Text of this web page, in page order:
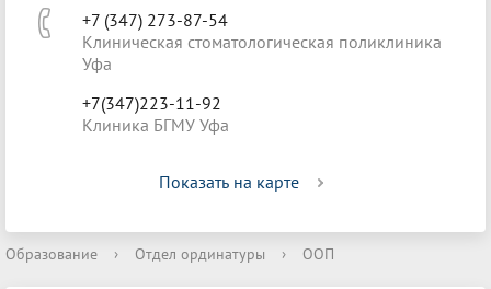
+7 (347) 273-87-54
Клиническая стоматологическая поликлиника
Уфа
+7(347)223-11-92
Клиника БГМУ Уфа
Показать на карте
Образование › Отдел ординатуры › ООП